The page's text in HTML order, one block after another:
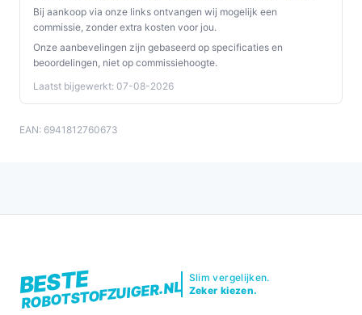
Bij aankoop via onze links ontvangen wij mogelijk een
commissie, zonder extra kosten voor jou.
Onze aanbevelingen zijn gebaseerd op specificaties en
beoordelingen, niet op commissiehoogte.
Laatst bijgewerkt: 07-08-2026
EAN: 6941812760673
BESTE
ROBOTSTOFZUIGER.NL
Slim vergelijken.
Zeker kiezen.